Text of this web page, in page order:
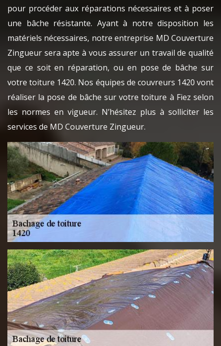
pour procéder aux réparations nécessaires et à poser
une bâche résistante. Ayant à notre disposition les
matériels nécessaires, notre entreprise MD Couverture
Zingueur sera apte à vous assurer un travail de qualité
que ce soit en réparation, ou en pose de bâche sur
votre toiture 1420. Nos équipes de couvreurs 1420 vont
réaliser la pose de bâche sur votre toiture à Fiez selon
les normes en vigueur. N’hésitez plus à solliciter les
services de MD Couverture Zingueur.